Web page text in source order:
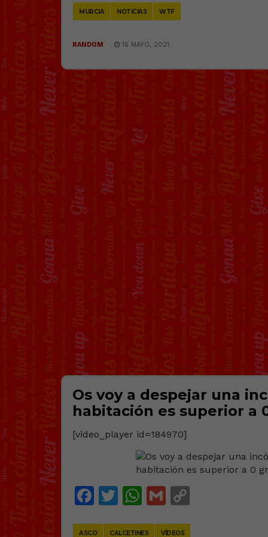
MURCIA NOTICIAS WTF
RANDOM 15 MAYO, 2021
Os voy a despejar una
habitación es superior a
[video_player id=184970]
Facebook
Twitter
WhatsApp
Gmail
ASCO CALCETINES VÍDEOS